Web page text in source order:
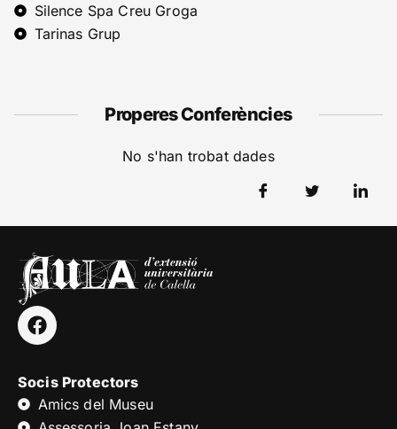
Silence Spa Creu Groga
Tarinas Grup
Properes Conferències
No s'han trobat dades
Socis Protectors
Amics del Museu